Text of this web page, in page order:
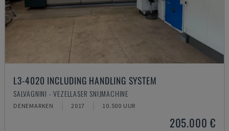
L3-4020 INCLUDING HANDLING SYSTEM
SALVAGNINI - VEZELLASER SNIJMACHINE
DENEMARKEN 2017 10.500 UUR
205.000 €